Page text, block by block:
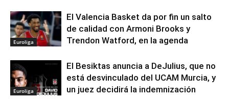
Euroliga
El Valencia Basket da por fin un salto
de calidad con Armoni Brooks y
Trendon Watford, en la agenda
Euroliga
El Besiktas anuncia a DeJulius, que no
está desvinculado del UCAM Murcia, y
un juez decidirá la indemnización